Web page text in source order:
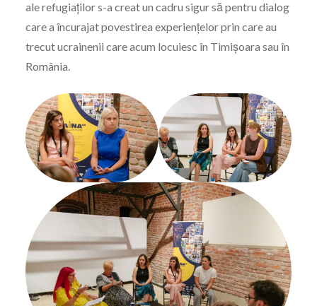
ale refugiaților s-a creat un cadru sigur să pentru dialog
care a încurajat povestirea experiențelor prin care au
trecut ucrainenii care acum locuiesc în Timișoara sau în
România.